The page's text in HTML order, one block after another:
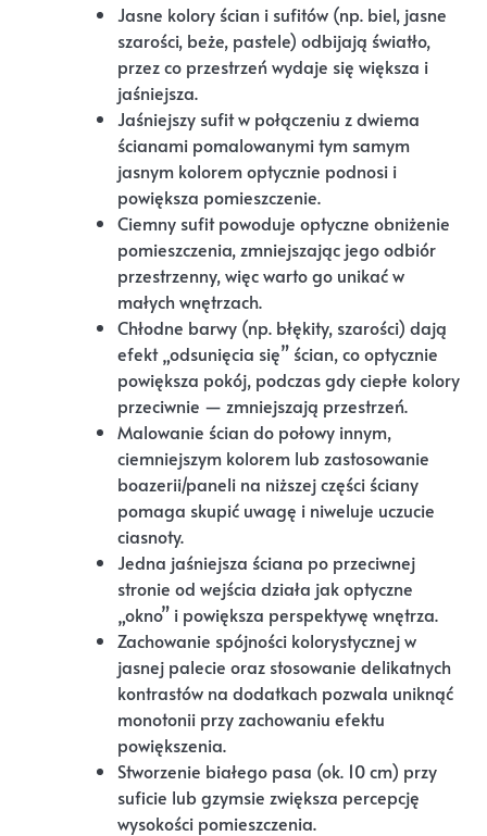
Jasne kolory ścian i sufitów (np. biel, jasne
szarości, beże, pastele) odbijają światło,
przez co przestrzeń wydaje się większa i
jaśniejsza.
Jaśniejszy sufit w połączeniu z dwiema
ścianami pomalowanymi tym samym
jasnym kolorem optycznie podnosi i
powiększa pomieszczenie.
Ciemny sufit powoduje optyczne obniżenie
pomieszczenia, zmniejszając jego odbiór
przestrzenny, więc warto go unikać w
małych wnętrzach.
Chłodne barwy (np. błękity, szarości) dają
efekt „odsunięcia się” ścian, co optycznie
powiększa pokój, podczas gdy ciepłe kolory
przeciwnie — zmniejszają przestrzeń.
Malowanie ścian do połowy innym,
ciemniejszym kolorem lub zastosowanie
boazerii/paneli na niższej części ściany
pomaga skupić uwagę i niweluje uczucie
ciasnoty.
Jedna jaśniejsza ściana po przeciwnej
stronie od wejścia działa jak optyczne
„okno” i powiększa perspektywę wnętrza.
Zachowanie spójności kolorystycznej w
jasnej palecie oraz stosowanie delikatnych
kontrastów na dodatkach pozwala uniknąć
monotonii przy zachowaniu efektu
powiększenia.
Stworzenie białego pasa (ok. 10 cm) przy
suficie lub gzymsie zwiększa percepcję
wysokości pomieszczenia.